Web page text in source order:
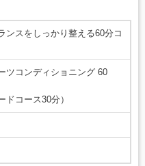
ンスをしっかり整える60分コ
ツコンディショニング 60
ドコース30分）